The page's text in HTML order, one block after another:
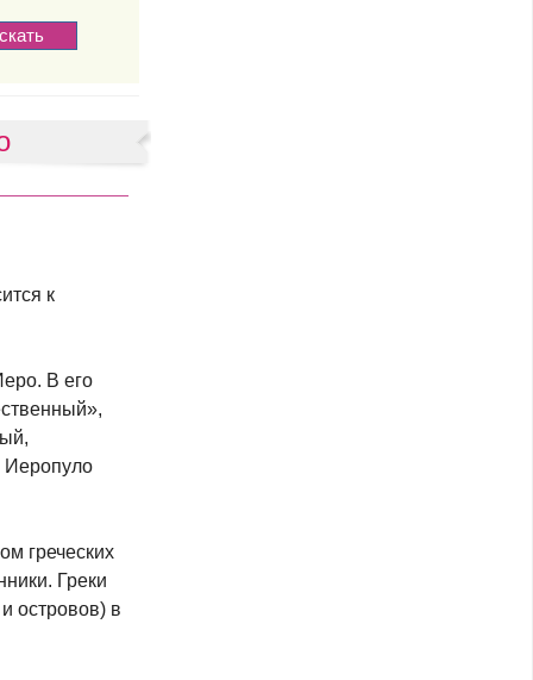
к
В его
Иеропуло
греческих
Греки
островов) в